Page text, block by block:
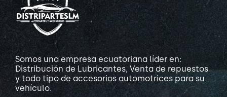
Somos una empresa ecuatoriana líder en:
Distribución de Lubricantes, Venta de repuestos
y todo tipo de accesorios automotrices para su
vehículo.